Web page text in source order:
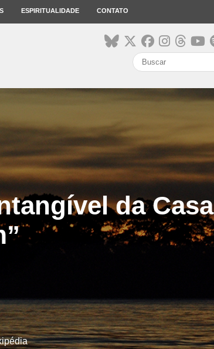
ESPIRITUALIDADE CONTATO
da Casa